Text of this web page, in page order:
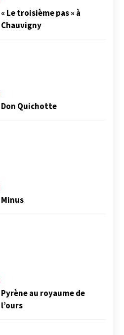
« Le troisième pas » à
Chauvigny
Don Quichotte
Minus
Pyrène au royaume de
l’ours